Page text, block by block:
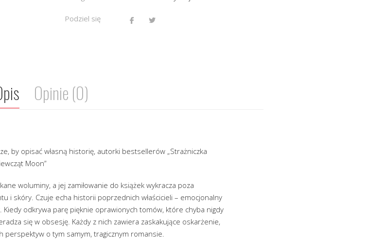
Podziel się
Opinie (0)
by opisać własną historię, autorki bestsellerów „Strażniczka
Moon”
woluminy, a jej zamiłowanie do książek wykracza poza
i skóry. Czuje echa historii poprzednich właścicieli – emocjonalny
odkrywa parę pięknie oprawionych tomów, które chyba nigdy
się w obsesję. Każdy z nich zawiera zaskakujące oskarżenie,
perspektyw o tym samym, tragicznym romansie.